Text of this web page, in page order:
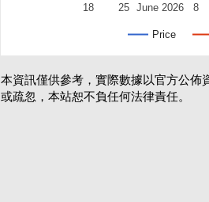
Price
June 2026
18 25 8
本資訊僅供參考，實際數據以官方公佈
或疏忽，本站恕不負任何法律責任。